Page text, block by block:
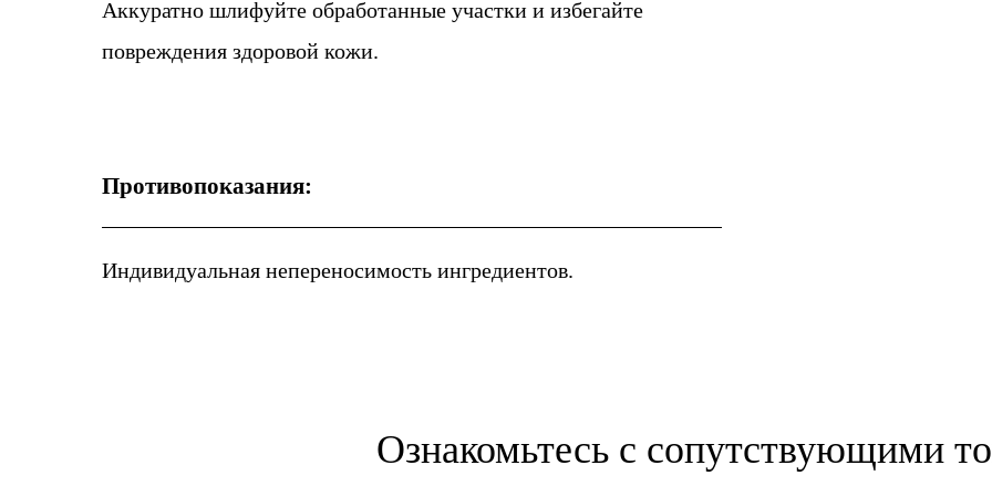
Аккуратно шлифуйте обработанные участки и избегайте
повреждения здоровой кожи.
Противопоказания:
Индивидуальная непереносимость ингредиентов.
Ознакомьтесь с сопутствующими